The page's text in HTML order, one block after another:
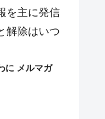
を主に発信
解除はいつ
に メルマガ